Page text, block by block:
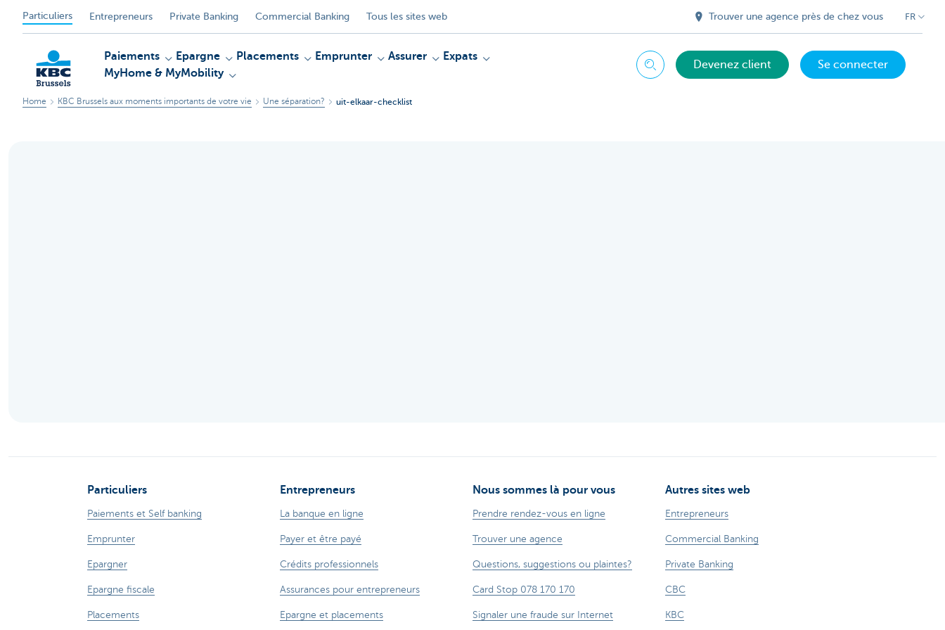
Particuliers Entrepreneurs Private Banking Commercial Banking Tous les sites web Trouver une agence près de chez vous FR
Paiements Epargne Placements Emprunter Assurer
Expats
MyHome & MyMobility
ChercherDevenez client Se connecter
Home KBC Brussels aux moments importants de votre vie Une séparation? uit-elkaar-checklist
Particuliers
Paiements et Self banking
Emprunter
Epargner
Epargne fiscale
Placements
Entrepreneurs
La banque en ligne
Payer et être payé
Crédits professionnels
Assurances pour entrepreneurs
Epargne et placements
Nous sommes là pour vous
Prendre rendez-vous en ligne
Trouver une agence
Questions, suggestions ou plaintes?
Card Stop 078 170 170
Signaler une fraude sur Internet
Autres sites web
Entrepreneurs
Commercial Banking
Private Banking
CBC
KBC